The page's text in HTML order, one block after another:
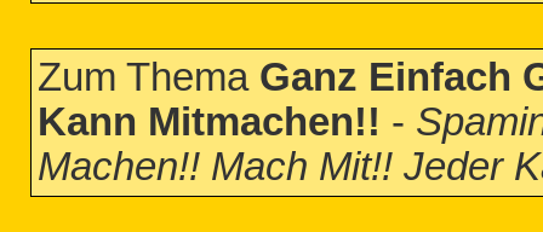
Zum Thema Ganz Einfach
Kann Mitmachen!! -
Machen!! Mach Mit!! Jeder